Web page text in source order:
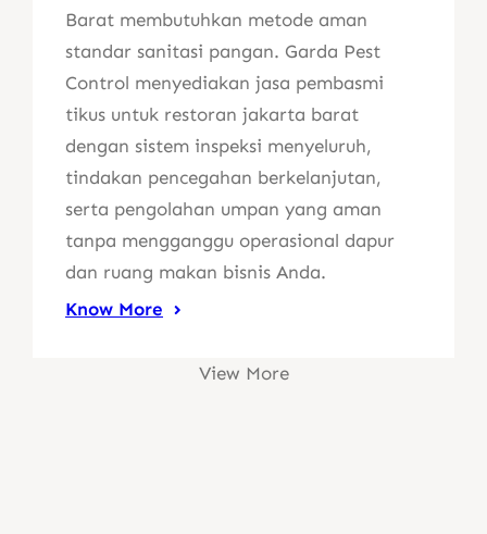
Barat membutuhkan metode aman
standar sanitasi pangan. Garda Pest
Control menyediakan jasa pembasmi
tikus untuk restoran jakarta barat
dengan sistem inspeksi menyeluruh,
tindakan pencegahan berkelanjutan,
serta pengolahan umpan yang aman
tanpa mengganggu operasional dapur
dan ruang makan bisnis Anda.
Know More
View More